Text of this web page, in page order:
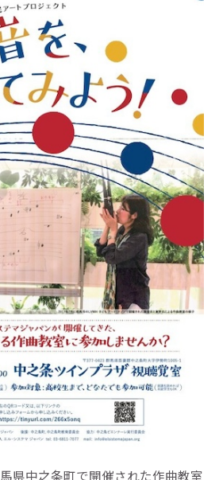
県中之条町で開催された作曲教室